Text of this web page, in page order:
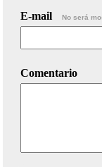
E-mail No será
Comentario